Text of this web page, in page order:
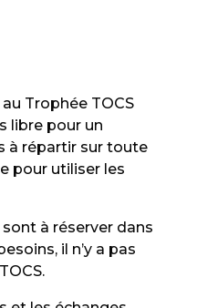
Trophée TOCS
libre pour un
à répartir sur toute
pour utiliser les
à réserver dans
il n’y a pas